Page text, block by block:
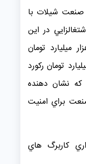
شيلات با
اشتغال ۱۲ هزار اشتغالزايي در اين
اتفاق افتاد با جذب ۱۱ هزار ميليارد تومان
گذاري كه نسبت به ۲۵۰۰ ميليارد تومان ركورد
كه نشان دهنده
براي امنيت
كاربرگ هاي